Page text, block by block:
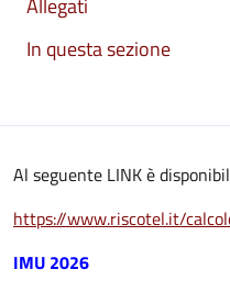
Allegati
In questa sezione
Al seguente LINK è
https://www.riscotel.it/
IMU 2026